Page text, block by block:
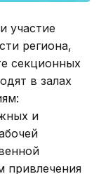
участие
региона,
секционных
в залах
и
привлечения